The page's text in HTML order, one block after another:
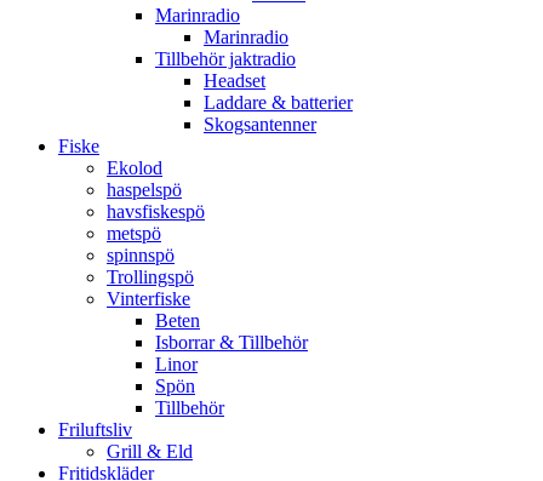
Marinradio
Marinradio
Tillbehör jaktradio
Headset
Laddare & batterier
Skogsantenner
Fiske
Ekolod
haspelspö
havsfiskespö
metspö
spinnspö
Trollingspö
Vinterfiske
Beten
Isborrar & Tillbehör
Linor
Spön
Tillbehör
Friluftsliv
Grill & Eld
Fritidskläder